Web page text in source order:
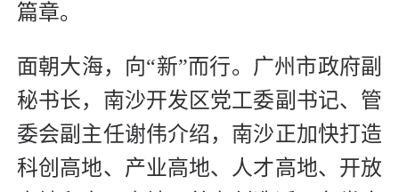
篇章。
面朝大海，向“新”而行。广州市政府副
秘书长，南沙开发区党工委副书记、管
委会副主任谢伟介绍，南沙正加快打造
科创高地、产业高地、人才高地、开放